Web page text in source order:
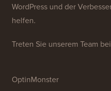
WordPress und der
helfen.
Treten Sie unserem Team
OptinMonster